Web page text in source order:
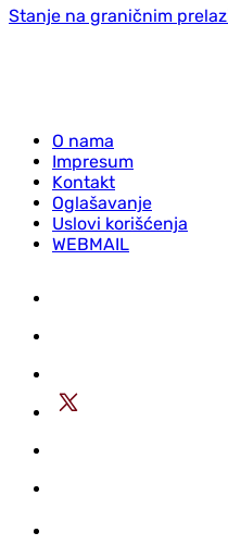
Stanje na graničnim
O nama
Impresum
Kontakt
Oglašavanje
Uslovi korišćenja
WEBMAIL